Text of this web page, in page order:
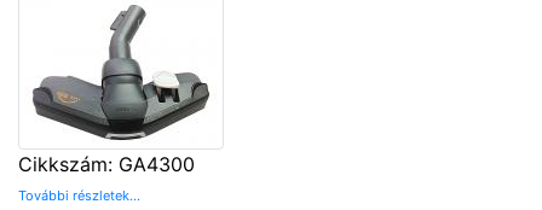
Cikkszám: GA4300
További részletek...